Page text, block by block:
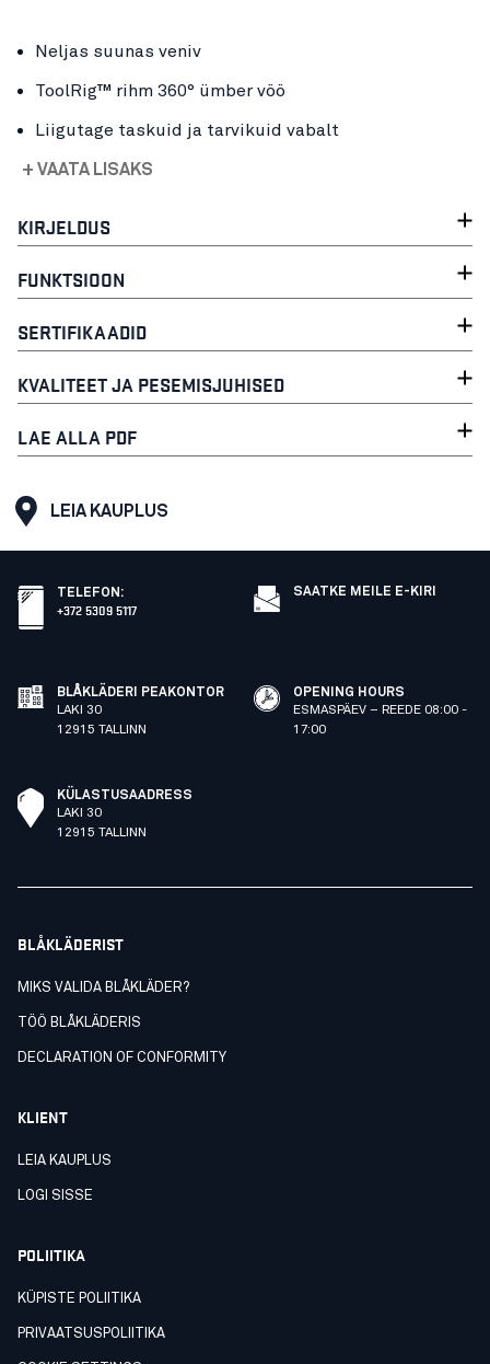
Neljas suunas veniv
ToolRig™ rihm 360° ümber vöö
Liigutage taskuid ja tarvikuid vabalt
+ VAATA LISAKS
KIRJELDUS
FUNKTSIOON
SERTIFIKAADID
KVALITEET JA PESEMISJUHISED
LAE ALLA PDF
LEIA KAUPLUS
TELEFON :
+372 5309 5117
SAATKE MEILE E-KIRI
BLÅKLÄDERI PEAKONTOR
LAKI 30
12915 TALLINN
OPENING HOURS
ESMASPÄEV – REEDE 08:00 -
17:00
KÜLASTUSAADRESS
LAKI 30
12915 TALLINN
BLÅKLÄDERIST
MIKS VALIDA BLÅKLÄDER?
TÖÖ BLÅKLÄDERIS
DECLARATION OF CONFORMITY
KLIENT
LEIA KAUPLUS
LOGI SISSE
POLIITIKA
KÜPISTE POLIITIKA
PRIVAATSUSPOLIITIKA